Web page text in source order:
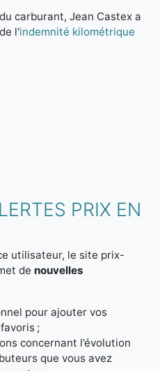
carburant, Jean Castex a
l'indemnité kilométrique
PRIX EN
utilisateur, le site prix-
de nouvelles
pour ajouter vos
;
concernant l’évolution
que vous avez